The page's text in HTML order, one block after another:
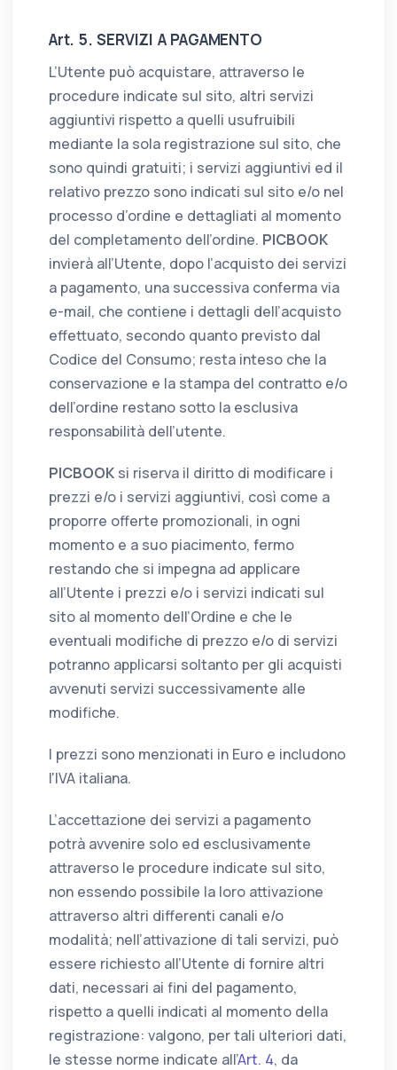
Art. 5. SERVIZI A PAGAMENTO
L’Utente può acquistare, attraverso le
procedure indicate sul sito, altri servizi
aggiuntivi rispetto a quelli usufruibili
mediante la sola registrazione sul sito, che
sono quindi gratuiti; i servizi aggiuntivi ed il
relativo prezzo sono indicati sul sito e/o nel
processo d’ordine e dettagliati al momento
del completamento dell’ordine. PICBOOK
invierà all’Utente, dopo l’acquisto dei servizi
a pagamento, una successiva conferma via
e-mail, che contiene i dettagli dell’acquisto
effettuato, secondo quanto previsto dal
Codice del Consumo; resta inteso che la
conservazione e la stampa del contratto e/o
dell’ordine restano sotto la esclusiva
responsabilità dell’utente.
PICBOOK si riserva il diritto di modificare i
prezzi e/o i servizi aggiuntivi, così come a
proporre offerte promozionali, in ogni
momento e a suo piacimento, fermo
restando che si impegna ad applicare
all’Utente i prezzi e/o i servizi indicati sul
sito al momento dell’Ordine e che le
eventuali modifiche di prezzo e/o di servizi
potranno applicarsi soltanto per gli acquisti
avvenuti servizi successivamente alle
modifiche.
I prezzi sono menzionati in Euro e includono
l'IVA italiana.
L’accettazione dei servizi a pagamento
potrà avvenire solo ed esclusivamente
attraverso le procedure indicate sul sito,
non essendo possibile la loro attivazione
attraverso altri differenti canali e/o
modalità; nell’attivazione di tali servizi, può
essere richiesto all’Utente di fornire altri
dati, necessari ai fini del pagamento,
rispetto a quelli indicati al momento della
registrazione: valgono, per tali ulteriori dati,
le stesse norme indicate all’Art. 4, da